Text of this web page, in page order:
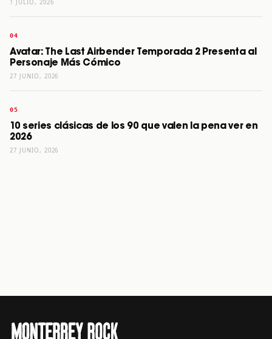
1 JULIO, 2026
Avatar: The Last Airbender Temporada 2 Presenta al
Personaje Más Cómico
27 JUNIO, 2026
10 series clásicas de los 90 que valen la pena ver en
2026
27 JUNIO, 2026